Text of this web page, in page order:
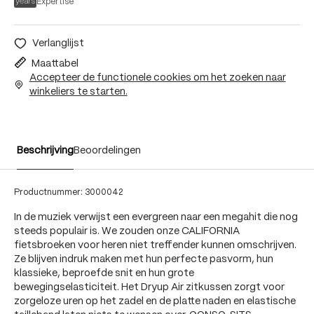
Expertise
Verlanglijst
Maattabel
Accepteer de functionele cookies om het zoeken naar
winkeliers te starten.
BeschrijvingBeoordelingen
Productnummer: 3000042
In de muziek verwijst een evergreen naar een megahit die nog
steeds populair is. We zouden onze CALIFORNIA
fietsbroeken voor heren niet treffender kunnen omschrijven.
Ze blijven indruk maken met hun perfecte pasvorm, hun
klassieke, beproefde snit en hun grote
bewegingselasticiteit. Het Dryup Air zitkussen zorgt voor
zorgeloze uren op het zadel en de platte naden en elastische